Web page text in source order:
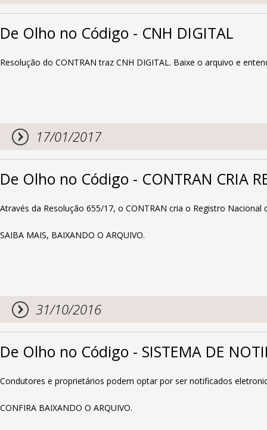
De Olho no Código - CNH DIGITAL
Resolução do CONTRAN traz CNH DIGITAL. Baixe o arquivo e
17/01/2017
De Olho no Código - CONTRAN CRIA
Através da Resolução 655/17, o CONTRAN cria o Registro Nacional
SAIBA MAIS, BAIXANDO O ARQUIVO.
31/10/2016
De Olho no Código - SISTEMA DE
Condutores e proprietários podem optar por ser notificados
CONFIRA BAIXANDO O ARQUIVO.